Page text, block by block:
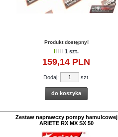
Produkt dostępny!
1 szt.
159,14 PLN
Dodaj: szt.
do koszyka
Zestaw naprawczy pompy hamulcowej
ARIETE RX MX SX 50